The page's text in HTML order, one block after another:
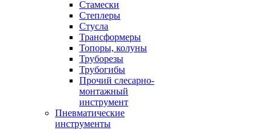
Стамески
Степлеры
Стусла
Трансформеры
Топоры, колуны
Труборезы
Трубогибы
Прочий слесарно-
монтажный
инструмент
Пневматические
инструменты